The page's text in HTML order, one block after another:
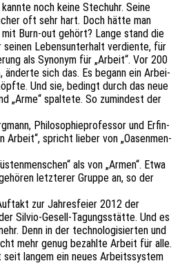
noch keine Stech­uhr. Seine
oft sehr hart. Doch hätte man
Burn-out gehört? Lange stand die
seinen Lebens­un­ter­halt verdien­te, für
als Synonym für „Arbeit“. Vor 200
änder­te sich das. Es begann ein Arbei­
Und sie, bedingt durch das neue
„Arme“ spal­te­te. So zumin­dest der
Philo­so­phie­pro­fes­sor und Erfin­
Arbeit“, spricht lieber von „Oasen­men­
als von „Armen“. Etwa
letz­te­rer Gruppe an, so der
zur Jahres­fei­er 2012 der
Silvio-Gesell-Tagungs­stät­te. Und es
Denn in der tech­no­lo­gi­sier­ten und
mehr genug bezahl­te Arbeit für alle.
seit langem ein neues Arbeits­sys­tem